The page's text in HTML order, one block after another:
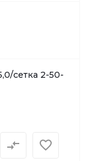
сетка 2-50-